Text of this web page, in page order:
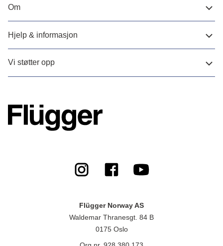
Om
Hjelp & informasjon
Vi støtter opp
Flügger Norway AS
Waldemar Thranesgt. 84 B
0175 Oslo